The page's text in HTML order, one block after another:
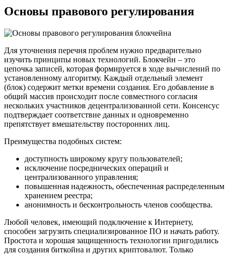
Основы правового регулирования
Для уточнения перечня проблем нужно предварительно
изучить принципы новых технологий. Блокчейн – это
цепочка записей, которая формируется в ходе вычислений по
установленному алгоритму. Каждый отдельный элемент
(блок) содержит метки времени создания. Его добавление в
общий массив происходит после совместного согласия
нескольких участников децентрализованной сети. Консенсус
подтверждает соответствие данных и одновременно
препятствует вмешательству посторонних лиц.
Преимущества подобных систем:
доступность широкому кругу пользователей;
исключение посреднических операций и
централизованного управления;
повышенная надежность, обеспеченная распределенным
хранением реестра;
анонимность и бесконтрольность членов сообщества.
Любой человек, имеющий подключение к Интернету,
способен загрузить специализированное ПО и начать работу.
Простота и хорошая защищенность технологии пригодились
для создания биткойна и других криптовалют. Только